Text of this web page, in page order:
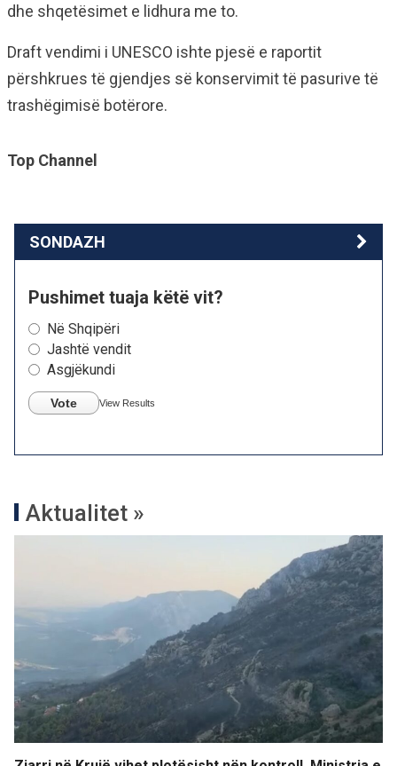
dhe shqetësimet e lidhura me to.
Draft vendimi i UNESCO ishte pjesë e raportit
përshkrues të gjendjes së konservimit të pasurive të
trashëgimisë botërore.
Top Channel
SONDAZH
Pushimet tuaja këtë vit?
Në Shqipëri
Jashtë vendit
Asgjëkundi
Vote View Results
Aktualitet »